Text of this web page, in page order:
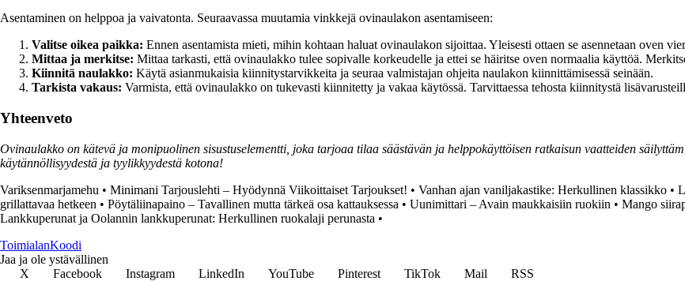
Asentaminen on helppoa ja vaivatonta. Seuraavassa muutamia vinkkejä ovinaulakon asentamiseen:
Valitse oikea paikka: Ennen asentamista mieti, mihin kohtaan haluat ovinaulakon sijoittaa. Yleisesti ottaen se asennetaan oven
Mittaa ja merkitse: Mittaa tarkasti, että ovinaulakko tulee sopivalle korkeudelle ja ettei se häiritse oven normaalia käyttöä.
Kiinnitä naulakko: Käytä asianmukaisia kiinnitystarvikkeita ja seuraa valmistajan ohjeita naulakon kiinnittämisessä seinään.
Tarkista vakaus: Varmista, että ovinaulakko on tukevasti kiinnitetty ja vakaa käytössä. Tarvittaessa tehosta kiinnitystä
Yhteenveto
Ovinaulakko on kätevä ja monipuolinen sisustuselementti, joka tarjoaa tilaa säästävän ja helppokäyttöisen ratkaisun vaatteiden
käytännöllisyydestä ja tyylikkyydestä kotona!
Variksenmarjamehu • Minimani Tarjouslehti – Hyödynnä Viikoittaiset Tarjoukset! • Vanhan ajan vaniljakastike: Herkullinen klassikko •
grillattavaa hetkeen • Pöytäliinapaino – Tavallinen mutta tärkeä osa kattauksessa • Uunimittari – Avain maukkaisiin ruokiin • Mango
Lankkuperunat ja Oolannin lankkuperunat: Herkullinen ruokalaji perunasta •
ToimialanKoodi
Jaa ja ole ystävällinen
X
Facebook Instagram LinkedIn YouTube Pinterest TikTok Mail
RSS